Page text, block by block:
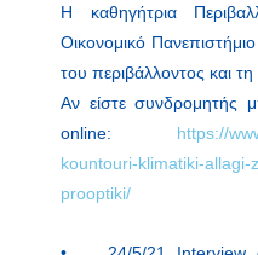
Η καθηγήτρια
Οικονομικό
του περιβάλλοντος και
Αν είστε συνδρομητής
online: https://
kountouri-klimatiki-
prooptiki/